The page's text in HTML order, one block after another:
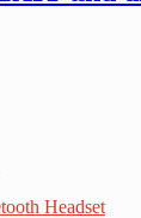
Headset